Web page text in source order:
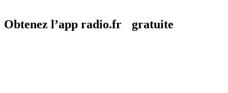
Obtenez l’app radio.fr gratuite